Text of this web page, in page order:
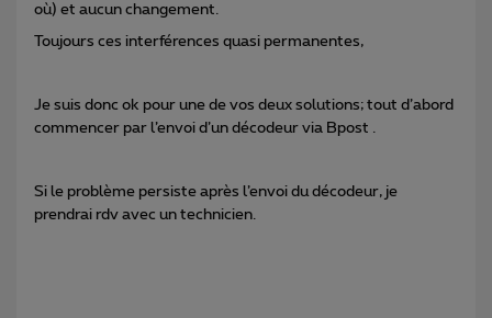
où) et aucun changement.
Toujours ces interférences quasi permanentes,
Je suis donc ok pour une de vos deux solutions; tout d’abord
commencer par l’envoi d’un décodeur via Bpost .
Si le problème persiste après l’envoi du décodeur, je
prendrai rdv avec un technicien.